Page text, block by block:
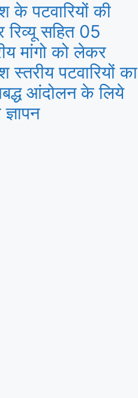
के पटवारियों की
सहित 05
मांगो को लेकर
स्तरीय पटवारियों का
आंदोलन के लिये
ज्ञापन